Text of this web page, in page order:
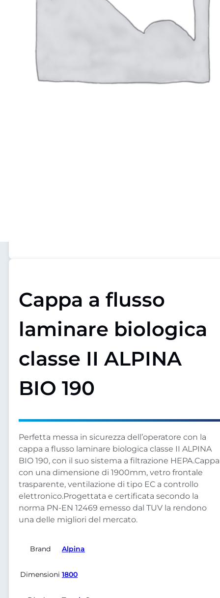
Cappa a flusso
laminare biologica
classe II ALPINA
BIO 190
Perfetta messa in sicurezza dell’operatore con la
cappa a flusso laminare biologica classe II ALPINA
BIO 190, con il suo sistema a filtrazione HEPA.Cappa
con una dimensione di 1900mm, vetro frontale
trasparente, ventilazione di tipo EC a controllo
elettronico.Progettata e certificata secondo la
norma PN-EN 12469 emesso dal TUV la rendono
una delle migliori del mercato.
Brand Alpina
Dimensioni 1800